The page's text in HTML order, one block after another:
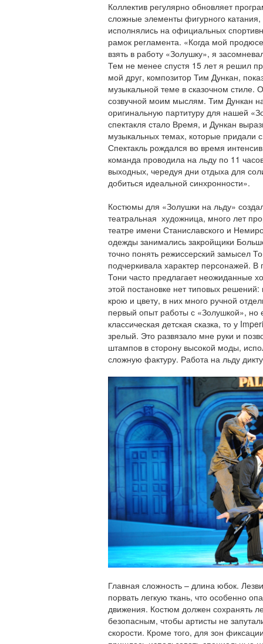
Коллектив регулярно обновляет
сложные элементы фигурного
исполнялись на официальных
рамок регламента. «Когда мой
взять в работу «Золушку», я
Тем не менее спустя 15 лет я решил
мой друг, композитор Тим Дункан,
музыкальной теме в сказочном стиле.
созвучной моим мыслям. Тим Дункан
оригинальную партитуру для нашей
спектакля стало Время, и Дункан
музыкальных темах, которые придали
Спектакль рождался во время
команда проводила на льду по 11
выходных, чередуя дни отдыха для
добиться идеальной синхронности».
Костюмы для «Золушки на льду»
театральная художница, много лет
театре имени Станиславского и
одежды занимались закройщики
точно понять режиссерский замысел
подчеркивала характер персонажей. В
Тони часто предлагает неожиданные
этой постановке нет типовых
крою и цвету, в них много ручной
первый опыт работы с «Золушкой», но
классическая детская сказка, то у
зрелый. Это развязало мне руки и
штампов в сторону высокой моды,
сложную фактуру. Работа на льду
Главная сложность – длина юбок.
порвать легкую ткань, что особенно
движения. Костюм должен сохранять
безопасным, чтобы артисты не
скорости. Кроме того, для зон